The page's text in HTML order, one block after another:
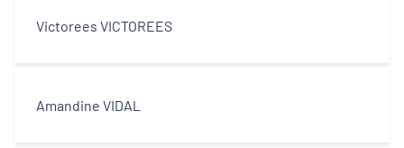
Victorees VICTOREES
Amandine VIDAL